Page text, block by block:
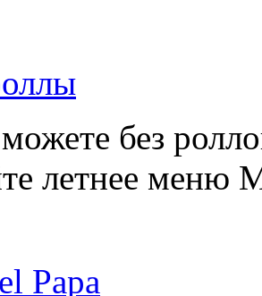
без
летнее меню
Papa